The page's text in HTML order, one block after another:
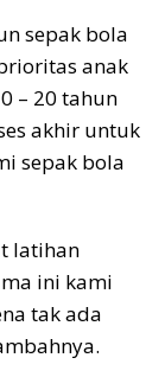
sepak bola
anak
– 20 tahun
akhir untuk
sepak bola
latihan
ini kami
tak ada